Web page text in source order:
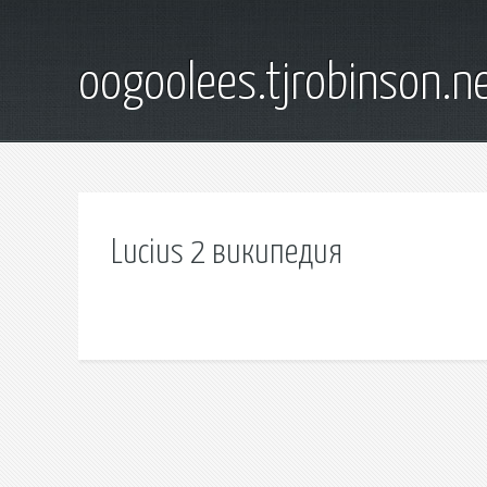
Lucius 2 википедия